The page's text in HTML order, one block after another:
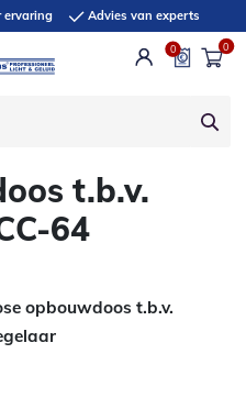
ervaring Advies van experts
0 0
t.b.v.
64
opbouwdoos t.b.v.